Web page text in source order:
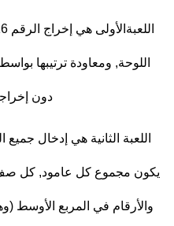
اللوحة, ومعاودة ترتيبها
دون
يكون مجموع كل عامود, كل صف,
والأرقام في المربع الأوسط